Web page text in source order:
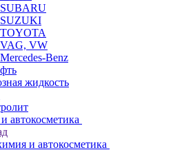
SUBARU
SUZUKI
TOYOTA
VAG, VW
Мercedes-Benz
жидкость
автокосметика
и автокосметика